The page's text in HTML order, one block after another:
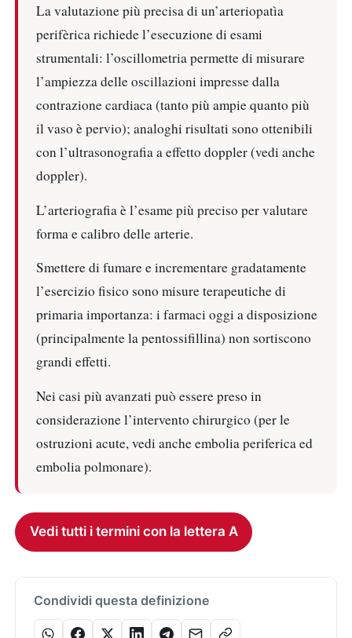
La valutazione più precisa di un’arteriopatìa
perifèrica richiede l’esecuzione di esami
strumentali: l’oscillometria permette di misurare
l’ampiezza delle oscillazioni impresse dalla
contrazione cardiaca (tanto più ampie quanto più
il vaso è pervio); analoghi risultati sono ottenibili
con l’ultrasonografia a effetto doppler (vedi anche
doppler).
L’arteriografia è l’esame più preciso per valutare
forma e calibro delle arterie.
Smettere di fumare e incrementare gradatamente
l’esercizio fisico sono misure terapeutiche di
primaria importanza: i farmaci oggi a disposizione
(principalmente la pentossifillina) non sortiscono
grandi effetti.
Nei casi più avanzati può essere preso in
considerazione l’intervento chirurgico (per le
ostruzioni acute, vedi anche embolia periferica ed
embolia polmonare).
Vedi tutti i termini con la lettera A
Condividi questa definizione